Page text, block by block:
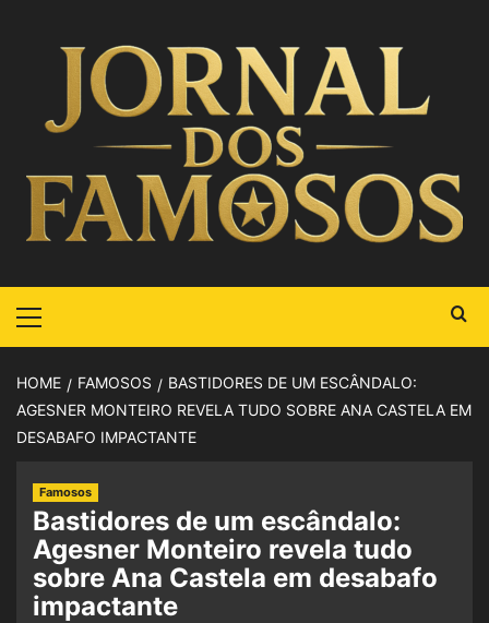
HOME FAMOSOS
BASTIDORES DE UM ESCÂNDALO:
AGESNER MONTEIRO REVELA TUDO SOBRE ANA CASTELA EM
DESABAFO IMPACTANTE
Famosos
Bastidores de um escândalo:
Agesner Monteiro revela tudo
sobre Ana Castela em desabafo
impactante